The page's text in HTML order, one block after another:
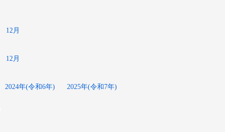
12月
12月
2024年(令和6年) 2025年(令和7年)